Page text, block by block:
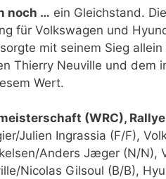
noch … ein Gleichstand.
für Volkswagen und
mit seinem Sieg
Thierry Neuville und dem
Wert.
(WRC),
Julien Ingrassia (F/F),
Anders Jæger (N/N),
Nicolas Gilsoul (B/B),